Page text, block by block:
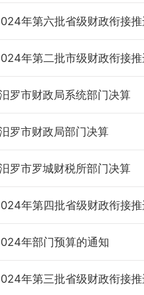
罗市财政局系统部门决算
罗市财政局部门决算
罗市罗城财税所部门决算
年部门预算的通知